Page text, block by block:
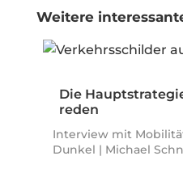
Weitere
Die
reden
Interview mit
Dunkel | Michael